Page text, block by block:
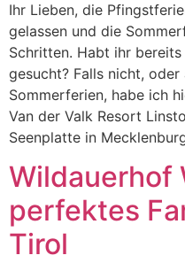
Ihr Lieben, die
gelassen und die
Schritten. Habt ihr bereits
gesucht? Falls nicht,
Sommerferien, habe ich
Van der Valk Resort
Seenplatte in
Wildauerhof
perfektes
Tirol